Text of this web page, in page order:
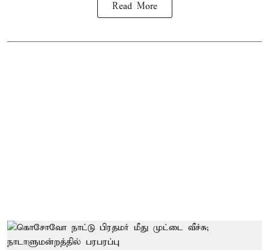
Read More